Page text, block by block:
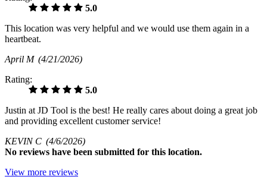
5.0
This location was very helpful and we would use them again in a
heartbeat.
April M (4/21/2026)
Rating:
5.0
Justin at JD Tool is the best! He really cares about doing a great job
and providing excellent customer service!
KEVIN C (4/6/2026)
No reviews have been submitted for this location.
View more reviews